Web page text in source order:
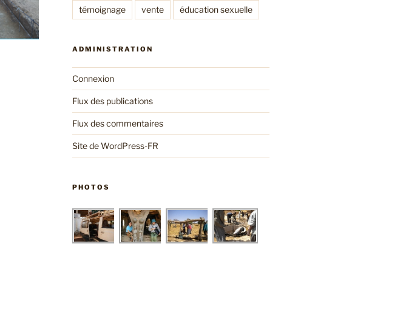
témoignage vente éducation sexuelle
ADMINISTRATION
Connexion
Flux des publications
Flux des commentaires
Site de WordPress-FR
PHOTOS